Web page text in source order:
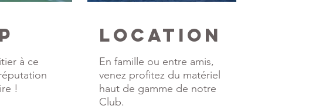
à ce
!
lOCATION
En famille ou entre amis,
venez profitez du matériel
haut de gamme de notre
Club.